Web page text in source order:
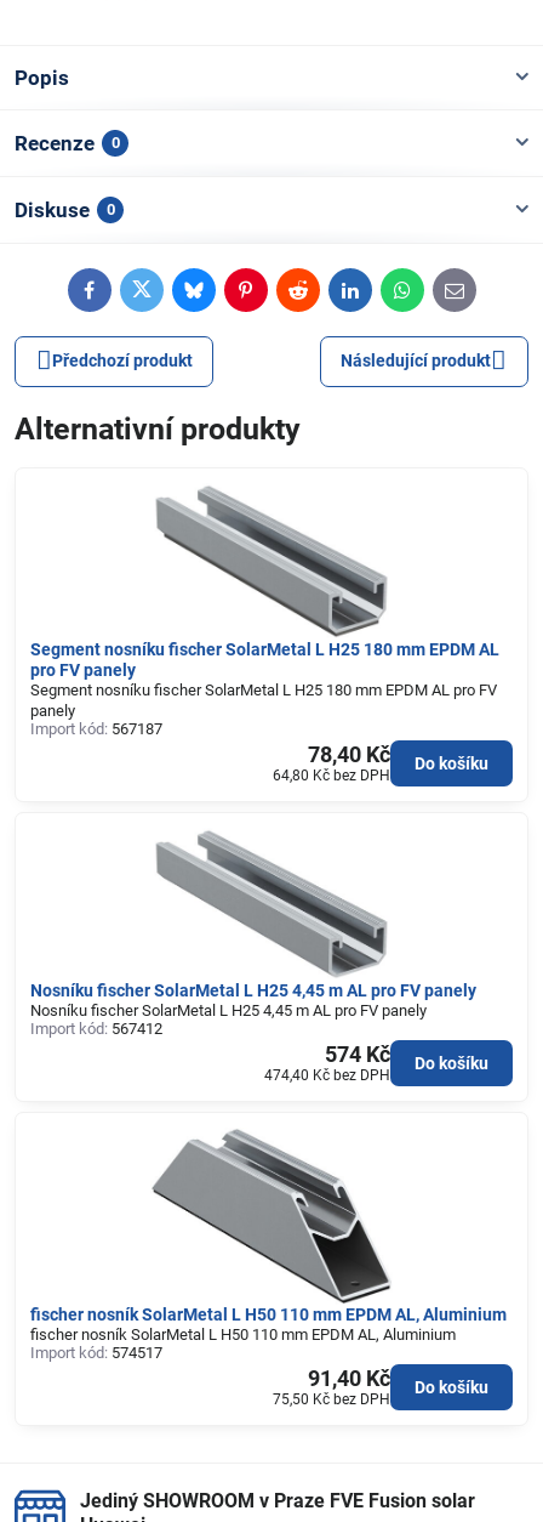
Popis
Recenze 0
Diskuse 0
FacebookTwitterBlueskyPinterestRedditLinkedInWhatsApp
E-
mail
Předchozí produkt Následující produkt
Alternativní produkty
Segment nosníku fischer SolarMetal L H25 180 mm EPDM AL
pro FV panely
Segment nosníku fischer SolarMetal L H25 180 mm EPDM AL pro FV
panely
Import kód: 567187
78,40 Kč
64,80 Kč bez DPH
Do košíku
Nosníku fischer SolarMetal L H25 4,45 m AL pro FV panely
Nosníku fischer SolarMetal L H25 4,45 m AL pro FV panely
Import kód: 567412
574 Kč
474,40 Kč bez DPH
Do košíku
fischer nosník SolarMetal L H50 110 mm EPDM AL, Aluminium
fischer nosník SolarMetal L H50 110 mm EPDM AL, Aluminium
Import kód: 574517
91,40 Kč
75,50 Kč bez DPH
Do košíku
Jediný SHOWROOM v Praze FVE Fusion solar